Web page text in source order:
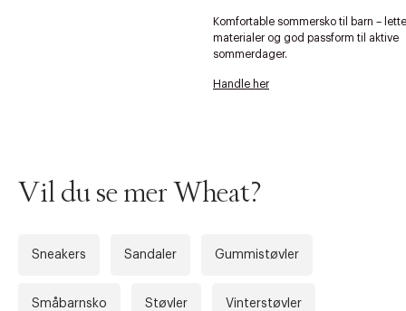
Komfortable sommersko til barn – lette
materialer og god passform til aktive
sommerdager.
Handle her
Vil du se mer Wheat?
Sneakers Sandaler Gummistøvler
Småbarnsko Støvler Vinterstøvler